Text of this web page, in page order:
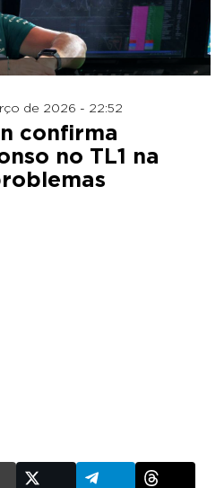
de 2026 - 22:52
confirma
no TL1 na